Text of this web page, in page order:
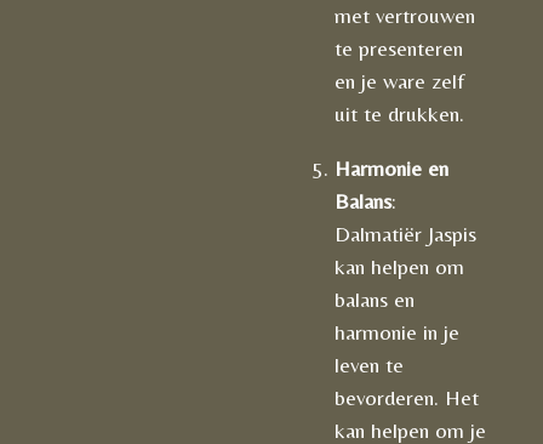
met vertrouwen
te presenteren
en je ware zelf
uit te drukken.
Harmonie en
Balans:
Dalmatiër Jaspis
kan helpen om
balans en
harmonie in je
leven te
bevorderen. Het
kan helpen om je